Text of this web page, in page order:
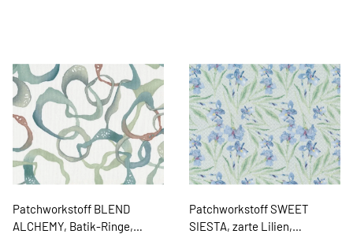
Patchworkstoff BLEND
ALCHEMY, Batik-Ringe,
Patchworkstoff SWEET
SIESTA, zarte Lilien,